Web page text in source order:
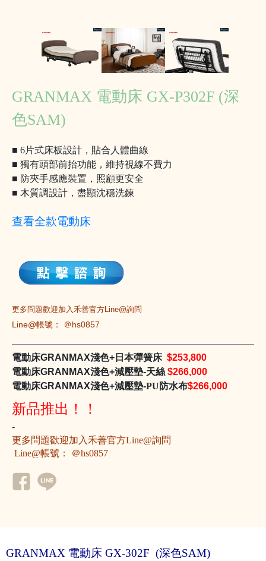
GRANMAX 電動床 GX-P302F (深
色SAM)
■ 6片式床板設計，貼合人體曲線
■ 獨有頭部前抬功能，維持視線不費力
■ 防夾手感應裝置，照顧更安全
■ 木質調設計，盡顯沈穩洗鍊
查看全款電動床
更多問題歡迎加入禾善官方Line@詢問
Line@帳號： ＠hs0857
電動床GRANMAX淺色+ 日本彈簧床 $253,800
電動床GRANMAX淺色+減壓墊-天絲 $266,000
電動床GRANMAX淺色+減壓墊-PU防水布$266,000
新品推出！！
-
更多問題歡迎加入禾善官方Line@詢問
Line@帳號：
＠hs0857
GRANMAX 電動床 GX-302F (深色SAM)